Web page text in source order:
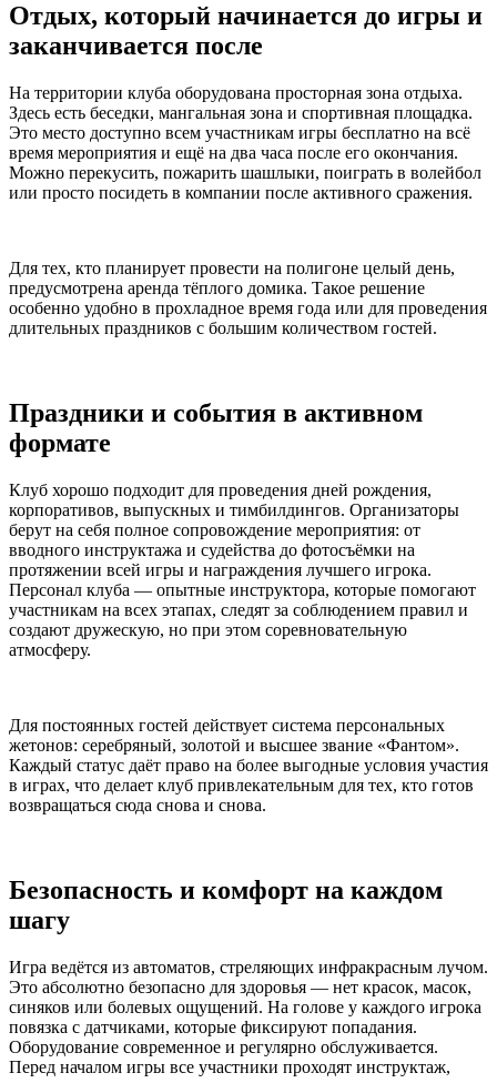
Отдых, который начинается до игры и
заканчивается после
На территории клуба оборудована просторная зона отдыха.
Здесь есть беседки, мангальная зона и спортивная площадка.
Это место доступно всем участникам игры бесплатно на всё
время мероприятия и ещё на два часа после его окончания.
Можно перекусить, пожарить шашлыки, поиграть в волейбол
или просто посидеть в компании после активного сражения.
Для тех, кто планирует провести на полигоне целый день,
предусмотрена аренда тёплого домика. Такое решение
особенно удобно в прохладное время года или для проведения
длительных праздников с большим количеством гостей.
Праздники и события в активном
формате
Клуб хорошо подходит для проведения дней рождения,
корпоративов, выпускных и тимбилдингов. Организаторы
берут на себя полное сопровождение мероприятия: от
вводного инструктажа и судейства до фотосъёмки на
протяжении всей игры и награждения лучшего игрока.
Персонал клуба — опытные инструктора, которые помогают
участникам на всех этапах, следят за соблюдением правил и
создают дружескую, но при этом соревновательную
атмосферу.
Для постоянных гостей действует система персональных
жетонов: серебряный, золотой и высшее звание «Фантом».
Каждый статус даёт право на более выгодные условия участия
в играх, что делает клуб привлекательным для тех, кто готов
возвращаться сюда снова и снова.
Безопасность и комфорт на каждом
шагу
Игра ведётся из автоматов, стреляющих инфракрасным лучом.
Это абсолютно безопасно для здоровья — нет красок, масок,
синяков или болевых ощущений. На голове у каждого игрока
повязка с датчиками, которые фиксируют попадания.
Оборудование современное и регулярно обслуживается.
Перед началом игры все участники проходят инструктаж,